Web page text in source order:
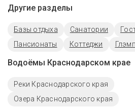
Другие разделы
Базы отдыха Санатории
Пансионаты
Коттеджи
Водоёмы Краснодарском крае
Реки Краснодарского края
Озера Краснодарского края